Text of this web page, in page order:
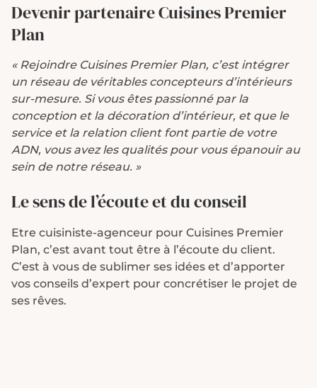
Devenir partenaireCuisines Premier
Plan
« Rejoindre Cuisines Premier Plan, c’est intégrer
un réseau de véritables concepteurs d’intérieurs
sur-mesure. Si vous êtes passionné par la
conception et la décoration d’intérieur, et que le
service et la relation client font partie de votre
ADN, vous avez les qualités pour vous épanouir au
sein de notre réseau. »
Le sens de l’écoute et du conseil
Etre cuisiniste-agenceur pour Cuisines Premier
Plan, c’est avant tout être à l’écoute du client.
C’est à vous de sublimer ses idées et d’apporter
vos conseils d’expert pour concrétiser le projet de
ses rêves.